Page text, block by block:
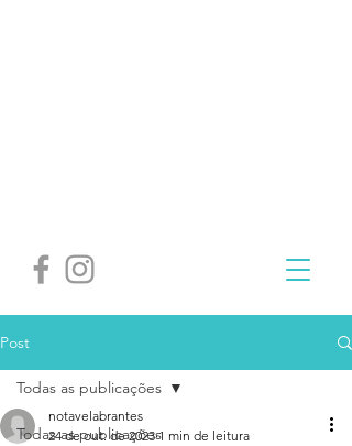
Post
Todas as publicações
Todas as publicações
notavelabrantes
24 de out. de 2023 1 min de leitura